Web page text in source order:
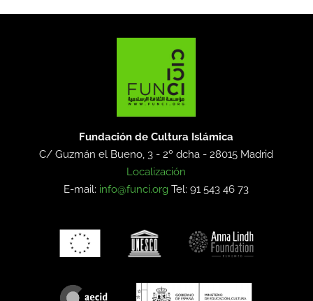
Fundación de Cultura Islámica
C/ Guzmán el Bueno, 3 - 2º dcha -28015 Madrid
Localización
E-mail: info@funci.org Tel: 91 543 46 73